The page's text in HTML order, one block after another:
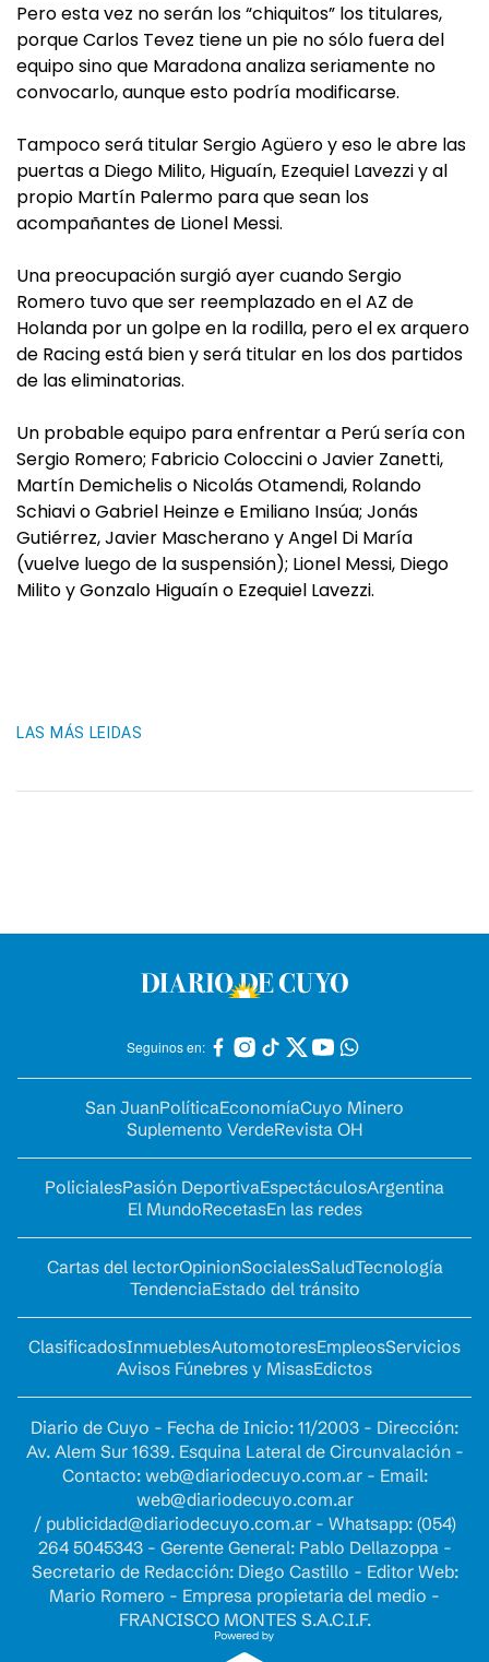
Pero esta vez no serán los “chiquitos” los titulares,
porque Carlos Tevez tiene un pie no sólo fuera del
equipo sino que Maradona analiza seriamente no
convocarlo, aunque esto podría modificarse.
Tampoco será titular Sergio Agüero y eso le abre las
puertas a Diego Milito, Higuaín, Ezequiel Lavezzi y al
propio Martín Palermo para que sean los
acompañantes de Lionel Messi.
Una preocupación surgió ayer cuando Sergio
Romero tuvo que ser reemplazado en el AZ de
Holanda por un golpe en la rodilla, pero el ex arquero
de Racing está bien y será titular en los dos partidos
de las eliminatorias.
Un probable equipo para enfrentar a Perú sería con
Sergio Romero; Fabricio Coloccini o Javier Zanetti,
Martín Demichelis o Nicolás Otamendi, Rolando
Schiavi o Gabriel Heinze e Emiliano Insúa; Jonás
Gutiérrez, Javier Mascherano y Angel Di María
(vuelve luego de la suspensión); Lionel Messi, Diego
Milito y Gonzalo Higuaín o Ezequiel Lavezzi.
LAS MÁS LEIDAS
Seguinos en:
San JuanPolíticaEconomíaCuyo Minero
Suplemento VerdeRevista OH
PolicialesPasión DeportivaEspectáculosArgentina
El MundoRecetasEn las redes
Cartas del lectorOpinionSocialesSaludTecnología
TendenciaEstado del tránsito
ClasificadosInmueblesAutomotoresEmpleosServicios
Avisos Fúnebres y MisasEdictos
Diario de Cuyo - Fecha de Inicio: 11/2003 - Dirección:
Av. Alem Sur 1639. Esquina Lateral de Circunvalación -
Contacto: web@diariodecuyo.com.ar- Email:
web@diariodecuyo.com.ar
/ publicidad@diariodecuyo.com.ar- Whatsapp: (054)
264 5045343 - Gerente General: Pablo Dellazoppa -
Secretario de Redacción: Diego Castillo - Editor Web:
Mario Romero - Empresa propietaria del medio -
FRANCISCO MONTES S.A.C.I.F.